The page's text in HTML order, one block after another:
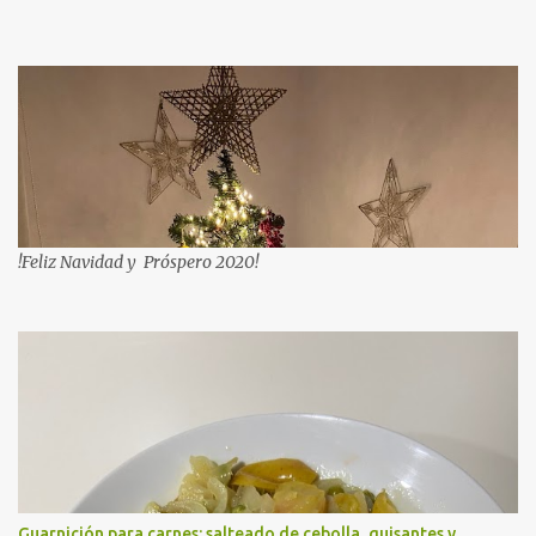
!Feliz Navidad y Próspero 2020!